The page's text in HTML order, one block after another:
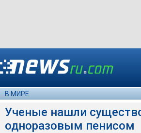
В МИРЕ
Ученые нашли
одноразовым пенисом